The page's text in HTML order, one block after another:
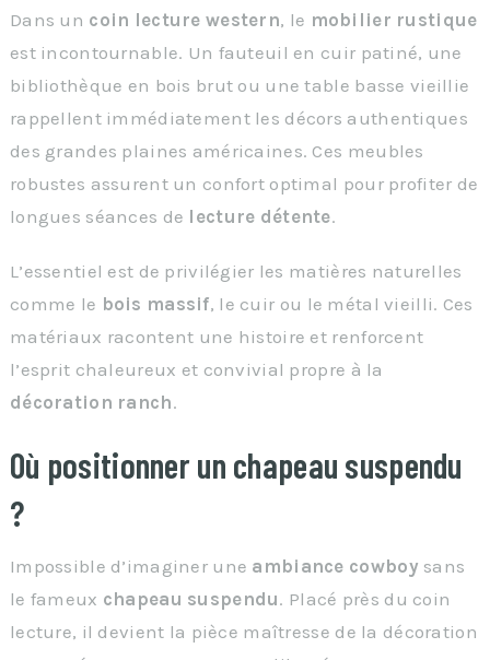
Dans un coin lecture western, le mobilier rustique
est incontournable. Un fauteuil en cuir patiné, une
bibliothèque en bois brut ou une table basse vieillie
rappellent immédiatement les décors authentiques
des grandes plaines américaines. Ces meubles
robustes assurent un confort optimal pour profiter de
longues séances de lecture détente.
L’essentiel est de privilégier les matières naturelles
comme le bois massif, le cuir ou le métal vieilli. Ces
matériaux racontent une histoire et renforcent
l’esprit chaleureux et convivial propre à la
décoration ranch.
Où positionner un chapeau suspendu
?
Impossible d’imaginer une ambiance cowboy sans
le fameux chapeau suspendu. Placé près du coin
lecture, il devient la pièce maîtresse de la décoration